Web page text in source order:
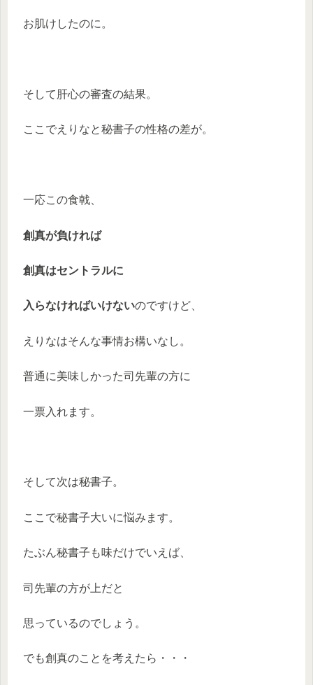
お肌けしたのに。
そして肝心の審査の結果。
ここでえりなと秘書子の性格の差が。
一応この食戟、
創真が負ければ
創真はセントラルに
入らなければいけないのですけど、
えりなはそんな事情お構いなし。
普通に美味しかった司先輩の方に
一票入れます。
そして次は秘書子。
ここで秘書子大いに悩みます。
たぶん秘書子も味だけでいえば、
司先輩の方が上だと
思っているのでしょう。
でも創真のことを考えたら・・・